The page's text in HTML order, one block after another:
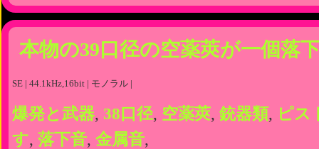
本物の39口径の空薬莢が一個落
SE | 44.1kHz,16bit | モノラル |
爆発と武器, 38口径, 空薬莢, 銃器類, ピス
す, 落下音, 金属音,